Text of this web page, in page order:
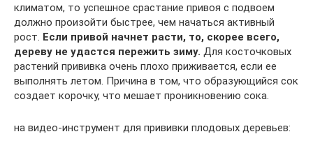
климатом, то успешное срастание привоя с подвоем
должно произойти быстрее, чем начаться активный
рост. Если привой начнет расти, то, скорее всего,
дереву не удастся пережить зиму. Для косточковых
растений прививка очень плохо приживается, если ее
выполнять летом. Причина в том, что образующийся сок
создает корочку, что мешает проникновению сока.
на видео-инструмент для прививки плодовых деревьев: